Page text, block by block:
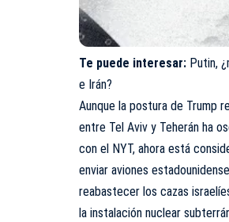
Te puede interesar: Putin,
e Irán?
Aunque la postura de Trump
entre Tel Aviv y Teherán ha
con el NYT, ahora está
enviar aviones
reabastecer los cazas
la instalación nuclear